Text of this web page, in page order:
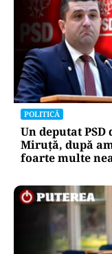
POLITICĂ
Un deputat
Miruță, după
foarte multe